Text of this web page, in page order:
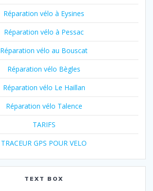
Réparation vélo à Eysines
Réparation vélo à Pessac
Réparation vélo au Bouscat
Réparation vélo Bègles
Réparation vélo Le Haillan
Réparation vélo Talence
TARIFS
TRACEUR GPS POUR VELO
TEXT BOX